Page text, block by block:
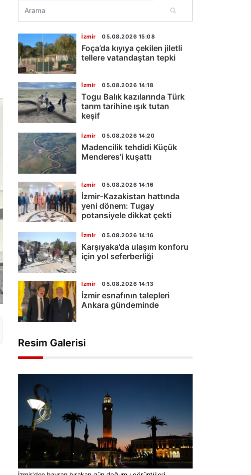
İzmir 05.08.2026 15:08
Foça’da kıyıya çekilen jiletli
tellere vatandaştan tepki
İzmir 05.08.2026 14:18
Togu Balık kazılarında Türk
tarım tarihine ışık tutan
keşif
İzmir 05.08.2026 14:20
Madencilik tehdidi Küçük
Menderes’i kuşattı
İzmir 05.08.2026 14:16
İzmir-Kazakistan hattında
yeni dönem: Tugay
potansiyele dikkat çekti
İzmir 05.08.2026 14:16
Karşıyaka’da ulaşım konforu
için yol seferberliği
İzmir 05.08.2026 14:13
İzmir esnafının talepleri
Ankara gündeminde
Resim Galerisi